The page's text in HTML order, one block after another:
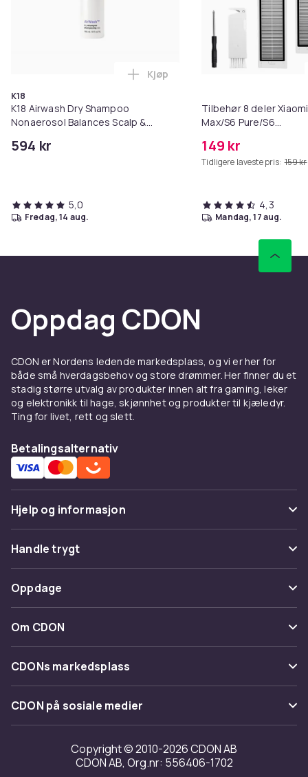
K18
K18 Airwash Dry Shampoo
Nonaerosol Balances Scalp &
594 kr
Legg K18 Airwash Dry
Kjøp
5,0
fredag, 14 aug.
Tilbehør 8 deler
Max/S6 Pure/S6
149 kr
Tidligere laveste pris: 159 kr
4,3
mandag, 17 aug.
Oppdag CDON
CDON er Nordens ledende markedsplass, og vi er her for
både små hverdagsbehov og store drømmer. Her finner du et
stadig større utvalg av produkter innen alt fra gaming, leker
og elektronikk til hage, skjønnhet og produkter til kjæledyr.
Ting for livet, rett og slett.
Betalingsalternativ
Hjelp og informasjon
Vanlige spørsmål
Spor pakke
Angre & returner her
Kontakt oss
Handle trygt
Betaling
Levering
Tilbakekallinger
Oppdage
Kategorier
Varemerker
Om CDON
Om oss
Kundeanmeldelser
Jobbe på CDON
Investor relations
Tilgjengelighet
CDONs markedsplass
Merchant Help Center
CDON på sosiale medier
Copyright © 2010-2026 CDON AB
CDON AB, Org.nr: 556406-1702